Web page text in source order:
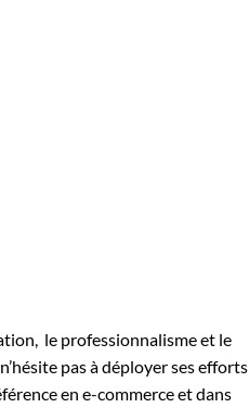
le professionnalisme et le
pas à déployer ses efforts
en e-commerce et dans